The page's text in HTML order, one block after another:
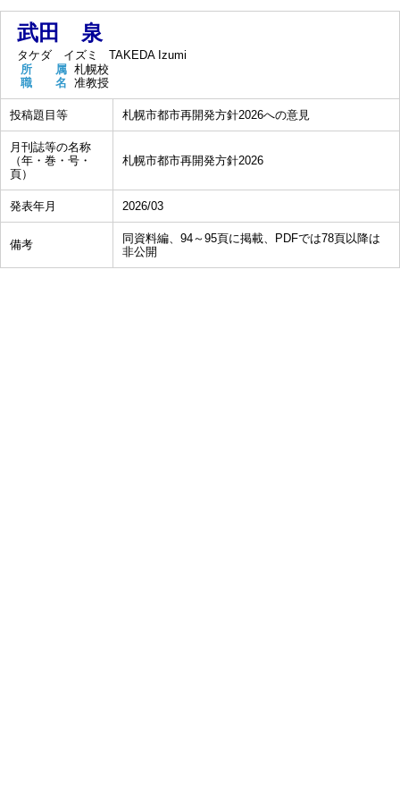
武田 泉
タケダ イズミ
TAKEDA Izumi
所 属 札幌校
職 名 准教授
投稿題目等 札幌市都市再開発方針2026への意見
月刊誌等の名称
（年・巻・号・
頁）
札幌市都市再開発方針2026
発表年月 2026/03
備考
同資料編、94～95頁に掲載、PDFでは78頁以降は
非公開